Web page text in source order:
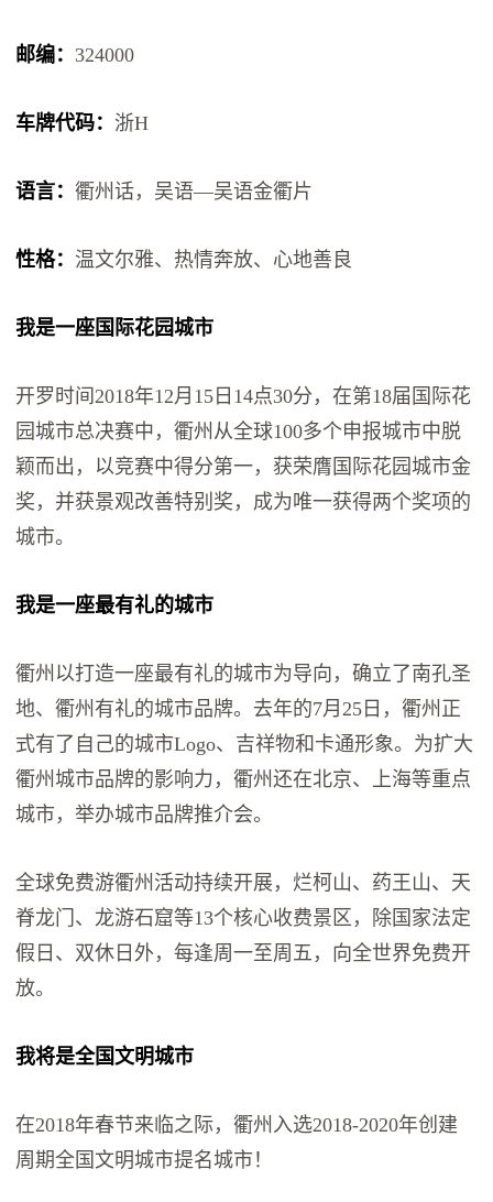
邮编： 324000
车牌代码： 浙H
语言：衢州话，吴语—吴语金衢片
性格： 温文尔雅、热情奔放、心地善良
我是一座国际花园城市
开罗时间2018年12月15日14点30分，在第18届国际花
园城市总决赛中，衢州从全球100多个申报城市中脱
颖而出，以竞赛中得分第一，获荣膺国际花园城市金
奖，并获景观改善特别奖，成为唯一获得两个奖项的
城市。
我是一座最有礼的城市
衢州以打造一座最有礼的城市为导向，确立了南孔圣
地、衢州有礼的城市品牌。去年的7月25日，衢州正
式有了自己的城市Logo、吉祥物和卡通形象。为扩大
衢州城市品牌的影响力，衢州还在北京、上海等重点
城市，举办城市品牌推介会。
全球免费游衢州活动持续开展，烂柯山、药王山、天
脊龙门、龙游石窟等13个核心收费景区，除国家法定
假日、双休日外，每逢周一至周五，向全世界免费开
放。
我将是全国文明城市
在2018年春节来临之际，衢州入选2018-2020年创建
周期全国文明城市提名城市！